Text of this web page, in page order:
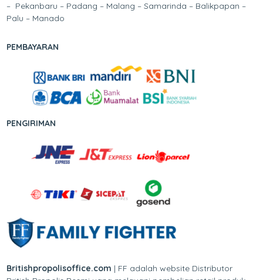
– Pekanbaru – Padang – Malang – Samarinda – Balikpapan –
Palu – Manado
PEMBAYARAN
PENGIRIMAN
Britishpropolisoffice.com | FF adalah website Distributor